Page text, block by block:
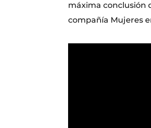
máxima conclusión
compañía Mujeres